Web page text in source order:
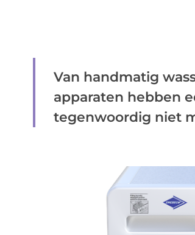
Van handmatig
apparaten hebben
tegenwoordig niet